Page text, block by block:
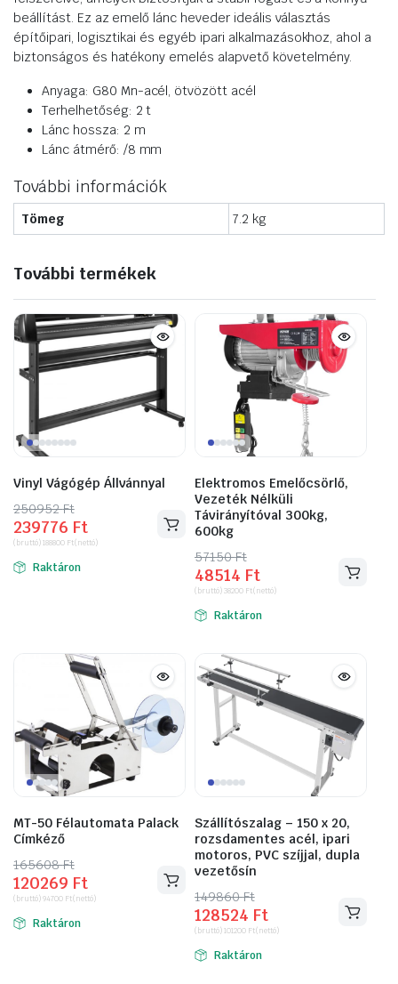
beállítást. Ez az emelő lánc heveder ideális választás
építőipari, logisztikai és egyéb ipari alkalmazásokhoz, ahol a
biztonságos és hatékony emelés alapvető követelmény.
Anyaga: G80 Mn-acél, ötvözött acél
Terhelhetőség: 2 t
Lánc hossza: 2 m
Lánc átmérő: /8 mm
További információk
Tömeg 7.2 kg
További termékek
Vinyl Vágógép Állvánnyal
250952Ft
Original
price
was:
250952 Ft.
239776 Ft
Current
price
is:
239776 Ft.
(bruttó)188800 Ft(nettó)
Raktáron
Elektromos Emelőcsörlő,
Vezeték Nélküli
Távirányítóval 300kg,
600kg
57150Ft
Original
price
was:
57150 Ft.
48514 Ft
Current
price
is:
48514 Ft.
(bruttó)38200 Ft(nettó)
Raktáron
MT-50 Félautomata Palack
Címkéző
165608Ft
Original
price
was:
165608 Ft.
120269 Ft
Current
price
is:
120269 Ft.
(bruttó)94700 Ft(nettó)
Raktáron
Szállítószalag – 150 x 20,
rozsdamentes acél, ipari
motoros, PVC szíjjal, dupla
vezetősín
149860Ft
Original
price
was:
149860 Ft.
128524 Ft
Current
price
is:
128524 Ft.
(bruttó)101200 Ft(nettó)
Raktáron